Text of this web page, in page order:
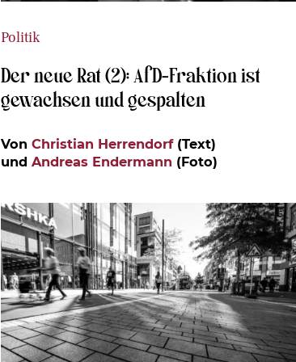
Politik
Der neue Rat (2): AfD-Fraktion ist
gewachsen und gespalten
Von Christian Herrendorf(Text)
und Andreas Endermann (Foto)